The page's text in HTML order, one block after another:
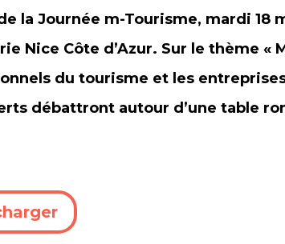
la Journée m-Tourisme, mardi 18
Nice Côte d’Azur. Sur le thème
du tourisme et les
débattront autour d’une table